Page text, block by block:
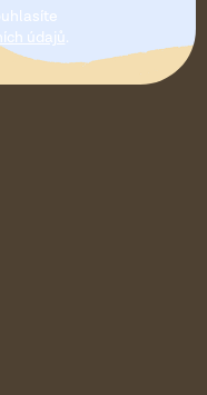
údajů.